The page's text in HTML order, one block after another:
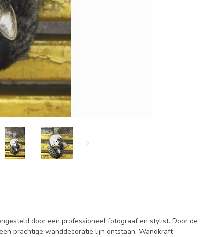
door een professioneel fotograaf en stylist. Door de
prachtige wanddecoratie lijn ontstaan. Wandkraft